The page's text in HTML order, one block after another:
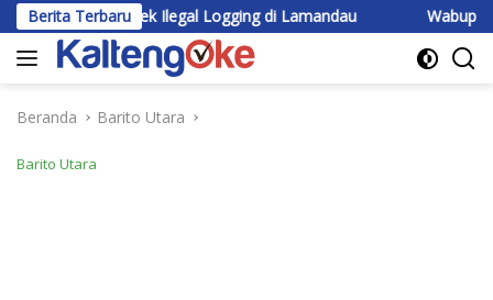
Langsung
ke
konten
Berita Terbaru
Ilegal Logging di Lamandau Wabup Katingan Beri
Beranda Barito Utara
Barito Utara